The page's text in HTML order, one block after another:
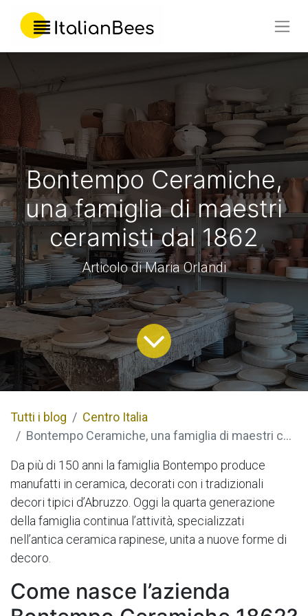
Bontempo Ceramiche,
una famiglia di maestri
ceramisti dal 1862
Articolo di Maria Orlandi
Tutti i blog
Centro Italia
Bontempo Ceramiche, una famiglia di maestri ceramisti dal 1862
Da più di 150 anni la famiglia Bontempo produce
manufatti in ceramica, decorati con i tradizionali
decori tipici d’Abruzzo. Oggi la quarta generazione
della famiglia continua l’attività, specializzati
nell’antica ceramica rapinese, unita a nuove forme di
decoro.
Come nasce l’azienda